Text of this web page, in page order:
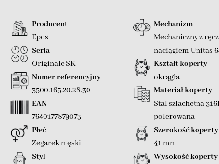
Producent
Epos
Seria
Originale SK
Numer referencyjny
3500.165.20.28.30
EAN
7640177879073
Płeć
Zegarek męski
Styl
Mechanizm
Mechaniczny z
naciągiem Unitas
Kształt koperty
okrągła
Materiał koperty
Stal szlachetna
polerowana
Szerokość koperty
41 mm
Wysokość koperty